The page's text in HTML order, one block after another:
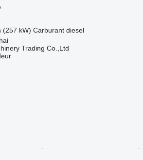
(257 kW) Carburant diesel
Trading Co.,Ltd